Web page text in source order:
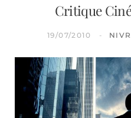
Critique
19/07/2010